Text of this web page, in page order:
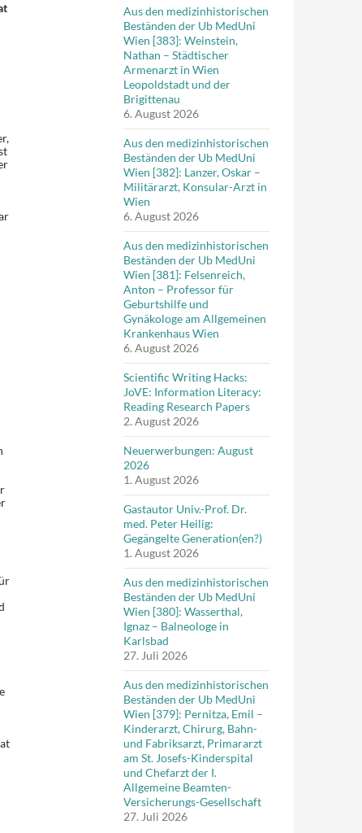
Aus den medizinhistorischen
Beständen der Ub MedUni
Wien [383]: Weinstein,
Nathan – Städtischer
Armenarzt in Wien
Leopoldstadt und der
Brigittenau
6. August 2026
Aus den medizinhistorischen
Beständen der Ub MedUni
Wien [382]: Lanzer, Oskar –
Militärarzt, Konsular-Arzt in
Wien
6. August 2026
Aus den medizinhistorischen
Beständen der Ub MedUni
Wien [381]: Felsenreich,
Anton – Professor für
Geburtshilfe und
Gynäkologe am Allgemeinen
Krankenhaus Wien
6. August 2026
Scientific Writing Hacks:
JoVE: Information Literacy:
Reading Research Papers
2. August 2026
Neuerwerbungen: August
2026
1. August 2026
Gastautor Univ.-Prof. Dr.
med. Peter Heilig:
Gegängelte Generation(en?)
1. August 2026
Aus den medizinhistorischen
Beständen der Ub MedUni
Wien [380]: Wasserthal,
Ignaz – Balneologe in
Karlsbad
27. Juli 2026
Aus den medizinhistorischen
Beständen der Ub MedUni
Wien [379]: Pernitza, Emil –
Kinderarzt, Chirurg, Bahn-
und Fabriksarzt, Primararzt
am St. Josefs-Kinderspital
und Chefarzt der I.
Allgemeine Beamten-
Versicherungs-Gesellschaft
27. Juli 2026